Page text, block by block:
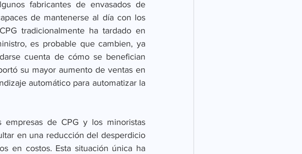
fabricantes de envasados de
de mantenerse al día con los
tradicionalmente ha tardado en
es probable que cambien, ya
cuenta de cómo se benefician
su mayor aumento de ventas en
automático para automatizar la
empresas de CPG y los minoristas
en una reducción del desperdicio
en costos. Esta situación única ha